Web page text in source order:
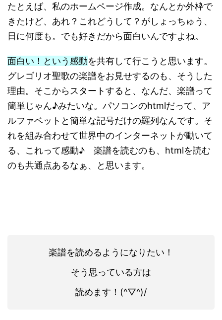
たとえば、私のホームページ作成。なんとか外枠で
きたけど、あれ？これどうして？がしょっちゅう、
日に何度も。でも好きだから面白いんですよね。
面白い！という感動を共有して行こうと思います。
グレゴリオ聖歌の楽譜をお見せするのも、そうした
理由。そこからスタートすると、なんだ、楽譜って
簡単じゃん♪みたいな。パソコンのhtmlだって、ア
ルファベットと簡単な記号だけの羅列なんです。そ
れを組み合わせて世界中のインターネットが動いて
る、これって感動♪ 楽譜を読むのも、htmlを読む
のも共通点あるなぁ、と思います。
楽譜を読めるようになりたい！
そう思っている方は
読めます！(^▽^)/